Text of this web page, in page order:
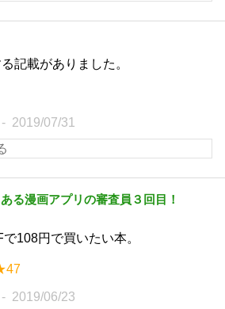
記載がありました。
2019/07/31
る漫画アプリの審査員３回目！
108円で買いたい本。
2019/06/23